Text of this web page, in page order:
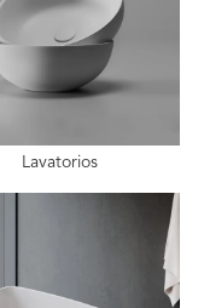
Lavatorios